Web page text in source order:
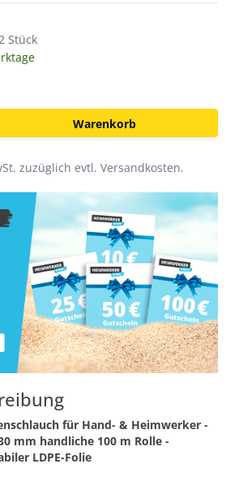
Stück
Warenkorb
zuzüglich evtl. Versandkosten.
für Hand- & Heimwerker -
mm handliche 100 m Rolle -
LDPE-Folie